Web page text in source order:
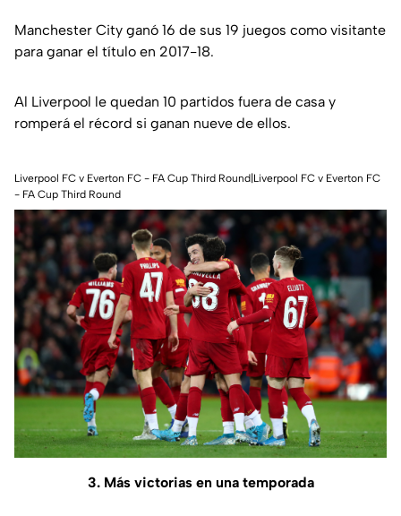
Manchester City ganó 16 de sus 19 juegos como visitante
para ganar el título en 2017-18.
Al Liverpool le quedan 10 partidos fuera de casa y
romperá el récord si ganan nueve de ellos.
Liverpool FC v Everton FC - FA Cup Third Round|Liverpool FC v Everton FC
- FA Cup Third Round
3. Más victorias en una temporada